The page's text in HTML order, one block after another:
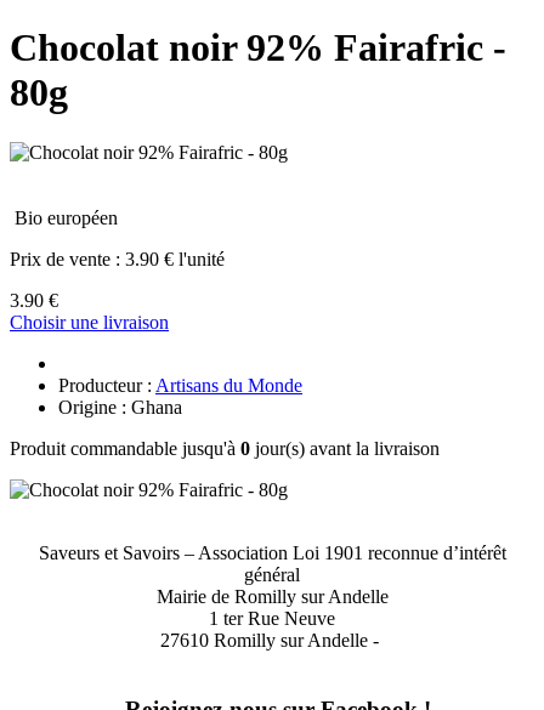
Chocolat noir 92% Fairafric -
80g
Bio européen
Prix de vente : 3.90 € l'unité
3.90 €
Choisir une livraison
Producteur : Artisans du Monde
Origine : Ghana
Produit commandable jusqu'à 0 jour(s) avant la livraison
Saveurs et Savoirs – Association Loi 1901 reconnue d’intérêt
général
Mairie de Romilly sur Andelle
1 ter Rue Neuve
27610 Romilly sur Andelle -